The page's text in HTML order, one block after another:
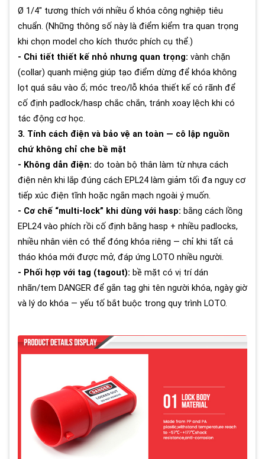
Ø 1/4" tương thích với nhiều ổ khóa công nghiệp tiêu
chuẩn. (Những thông số này là điểm kiểm tra quan trọng
khi chọn model cho kích thước phích cụ thể.)
- Chi tiết thiết kế nhỏ nhưng quan trọng: vành chặn
(collar) quanh miệng giúp tạo điểm dừng để khóa không
lọt quá sâu vào ổ; móc treo/lỗ khóa thiết kế có rãnh để
cố định padlock/hasp chắc chắn, tránh xoay lệch khi có
tác động cơ học.
3. Tính cách điện và bảo vệ an toàn — cô lập nguồn
chứ không chỉ che bề mặt
- Không dẫn điện: do toàn bộ thân làm từ nhựa cách
điện nên khi lắp đúng cách EPL24 làm giảm tối đa nguy cơ
tiếp xúc điện tĩnh hoặc ngắn mạch ngoài ý muốn.
- Cơ chế “multi-lock” khi dùng với hasp: bằng cách lồng
EPL24 vào phích rồi cố định bằng hasp + nhiều padlocks,
nhiều nhân viên có thể đóng khóa riêng — chỉ khi tất cả
tháo khóa mới được mở, đáp ứng LOTO nhiều người.
- Phối hợp với tag (tagout): bề mặt có vị trí dán
nhãn/tem DANGER để gắn tag ghi tên người khóa, ngày giờ
và lý do khóa — yếu tố bắt buộc trong quy trình LOTO.